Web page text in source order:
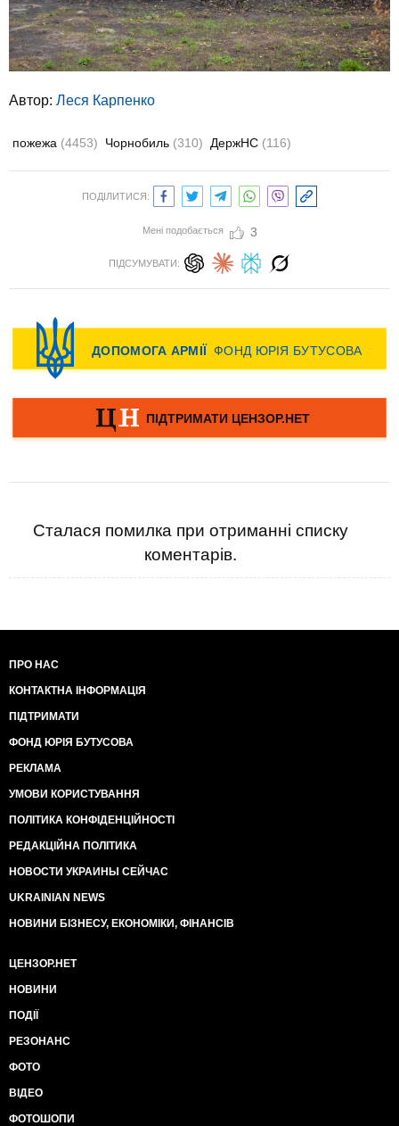
Автор: Леся Карпенко
пожежа (4453) Чорнобиль (310) ДержНС (116)
ПОДІЛИТИСЯ:
Мені подобається 3
ПІДСУМУВАТИ:
Сталася помилка при отриманні списку
коментарів.
ПРО НАС
КОНТАКТНА ІНФОРМАЦІЯ
ПІДТРИМАТИ
ФОНД ЮРІЯ БУТУСОВА
РЕКЛАМА
УМОВИ КОРИСТУВАННЯ
ПОЛІТИКА КОНФІДЕНЦІЙНОСТІ
РЕДАКЦІЙНА ПОЛІТИКА
НОВОСТИ УКРАИНЫ СЕЙЧАС
UKRAINIAN NEWS
НОВИНИ БІЗНЕСУ, ЕКОНОМІКИ, ФІНАНСІВ
ЦЕНЗОР.НЕТ
НОВИНИ
ПОДІЇ
РЕЗОНАНС
ФОТО
ВІДЕО
ФОТОШОПИ